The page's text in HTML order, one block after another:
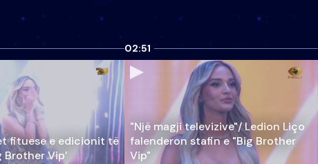
fituese e edicionit të
Brother Vip’
02:51
"Një magji televizive"/ Ledion Liço
falenderon stafin e "Big Brother
Vip"